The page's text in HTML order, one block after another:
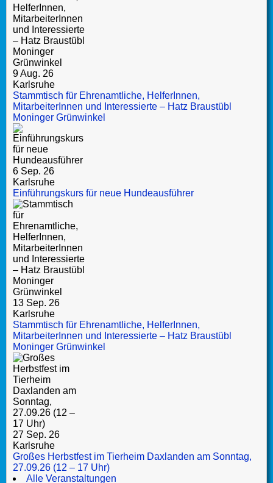
9 Aug. 26
Karlsruhe
Stammtisch für Ehrenamtliche, HelferInnen,
MitarbeiterInnen und Interessierte – Hatz Braustübl
Moninger Grünwinkel
6 Sep. 26
Karlsruhe
Einführungskurs für neue Hundeausführer
13 Sep. 26
Karlsruhe
Stammtisch für Ehrenamtliche, HelferInnen,
MitarbeiterInnen und Interessierte – Hatz Braustübl
Moninger Grünwinkel
27 Sep. 26
Karlsruhe
Großes Herbstfest im Tierheim Daxlanden am Sonntag,
27.09.26 (12 – 17 Uhr)
Alle Veranstaltungen